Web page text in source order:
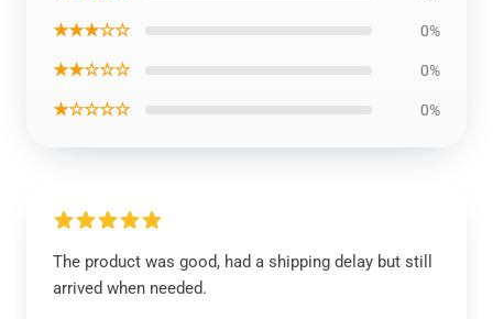
★★★☆☆ 0%
★★☆☆☆ 0%
★☆☆☆☆ 0%
The product was good, had a shipping delay but still
arrived when needed.